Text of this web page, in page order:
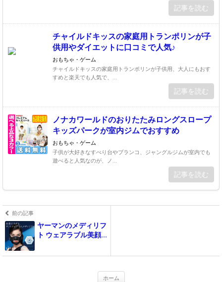
記事を読む
チャイルドキッスの家庭用トランポリンが子
供用やダイエットに口コミで人気♪
おもちゃ・ゲーム
チャイルドキッスの家庭用トランポリンが子供用、大人にもおす
すめと楽天でも人気で、...
記事を読む
ノナカワールドのおりたたみロングスロープ
キッズパークが室内ジムでおすすめ
おもちゃ・ゲーム
子供が大好きなすべり台やブランコ、ジャングルジムが室内でも
遊べると人気なのが、ノ...
記事を読む
前の記事
ヤーマンのメディリフ
ト ウェアラブル美顔...
ホーム